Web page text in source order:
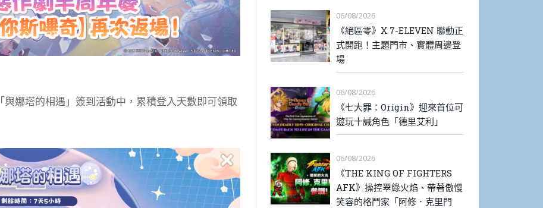
娜塔的相遇」簽到活動中，累積登入天數即可領取
06/08/2026
《絕區零》X 7-ELEVEN 聯動正
式開跑！主題門市、實體周邊登
場
06/08/2026
《七大罪：Origin》迎來首位可
遊玩十誡角色「德里艾利」
06/08/2026
《THE KING OF FIGHTERS
AFK》操控翠綠火焰、帶著傲慢
笑容的格鬥家「阿修．克里門